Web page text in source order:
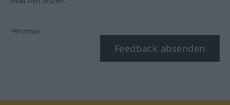
*Pflichtfeld
Feedback absenden